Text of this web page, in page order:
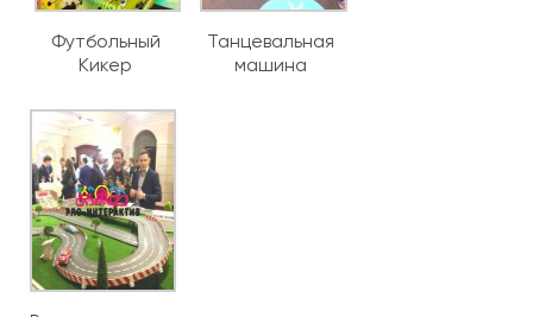
Футбольный
Кикер
Танцевальная
машина